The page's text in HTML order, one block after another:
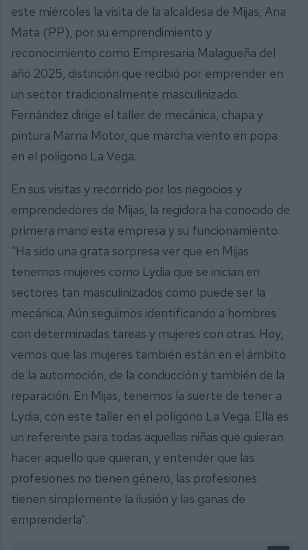
este miércoles la visita de la alcaldesa de Mijas, Ana
Mata (PP), por su emprendimiento y
reconocimiento como Empresaria Malagueña del
año 2025, distinción que recibió por emprender en
un sector tradicionalmente masculinizado.
Fernández dirige el taller de mecánica, chapa y
pintura Marna Motor, que marcha viento en popa
en el polígono La Vega.
En sus visitas y recorrido por los negocios y
emprendedores de Mijas, la regidora ha conocido de
primera mano esta empresa y su funcionamiento.
“Ha sido una grata sorpresa ver que en Mijas
tenemos mujeres como Lydia que se inician en
sectores tan masculinizados como puede ser la
mecánica. Aún seguimos identificando a hombres
con determinadas tareas y mujeres con otras. Hoy,
vemos que las mujeres también están en el ámbito
de la automoción, de la conducción y también de la
reparación. En Mijas, tenemos la suerte de tener a
Lydia, con este taller en el polígono La Vega. Ella es
un referente para todas aquellas niñas que quieran
hacer aquello que quieran, y entender que las
profesiones no tienen género, las profesiones
tienen simplemente la ilusión y las ganas de
emprenderla”.